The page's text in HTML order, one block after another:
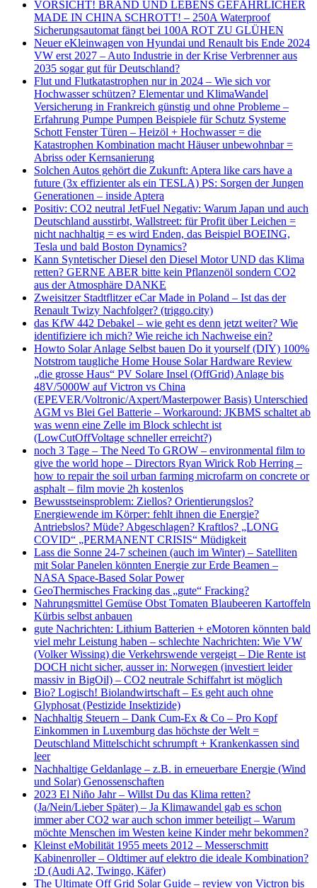
VORSICHT! BRAND UND LEBENS GEFÄHRLICHER
MADE IN CHINA SCHROTT! – 250A Waterproof
Sicherungsautomat fängt bei 100A ROT ZU GLÜHEN
Neuer eKleinwagen von Hyundai und Renault bis Ende 2024
VW erst 2027 – Auto Industrie in der Krise Verbrenner aus
2035 sogar gut für Deutschland?
Flut und Flutkatastrophen nur in 2024 – Wie sich vor
Hochwasser schützen? Elementar und KlimaWandel
Versicherung in Frankreich günstig und ohne Probleme –
Erfahrung Pumpe Pumpen Beispiele für Schutz Systeme
Schott Fenster Türen – Heizöl + Hochwasser = die
Katastrophen Kombination macht Häuser unbewohnbar =
Abriss oder Kernsanierung
Solchen Autos gehört die Zukunft: Aptera like cars have a
future (3x effizienter als ein TESLA) PS: Sorgen der Jungen
Generationen – inside Aptera
Positiv: CO2 neutral JetFuel Negativ: Warum Japan und auch
Deutschland ausstirbt, Wallstreet: für Profit über Leichen =
nicht nachhaltig = es wird Enden, das Beispiel BOEING,
Tesla und bald Boston Dynamics?
Kann Syntetischer Diesel den Diesel Motor UND das Klima
retten? GERNE ABER bitte kein Pflanzenöl sondern CO2
aus der Atmosphäre DANKE
Zweisitzer Stadtflitzer eCar Made in Poland – Ist das der
Renault Twizy Nachfolger? (triggo.city)
das KfW 442 Debakel – wie geht es denn jetzt weiter? Wie
identifiziere ich mich? Wie reiche ich Nachweise ein?
Howto Solar Anlage Selbst bauen Do it yourself (DIY) 100%
Notstrom taugliche Home House Solar Hardware Review
„die grosse Haus“ PV Solare Insel (OffGrid) Anlage bis
48V/5000W auf Victron vs China
(EPEVER/Voltronic/Axpert/Masterpower Basis) Unterschied
AGM vs Blei Gel Batterie – Workaround: JKBMS schaltet ab
was wenn eine Zelle im Block schlecht ist
(LowCutOffVoltage schneller erreicht?)
noch 3 Tage – The Need To GROW – environmental film to
give the world hope – Directors Ryan Wirick Rob Herring –
how to repair the soil urban farming microfarm on concrete or
asphalt – film movie 2h kostenlos
Bewusstseinsproblem: Ziellos? Orientierungslos?
Energiewende im Körper: fehlt ihnen die Energie?
Antriebslos? Müde? Abgeschlagen? Kraftlos? „LONG
COVID“ „PERMANENT CRISIS“ Müdigkeit
Lass die Sonne 24-7 scheinen (auch im Winter) – Satelliten
mit Solar Panelen könnten Energie zur Erde Beamen –
NASA Space-Based Solar Power
GeoThermisches Fracking das „gute“ Fracking?
Nahrungsmittel Gemüse Obst Tomaten Blaubeeren Kartoffeln
Kürbis selbst anbauen
gute Nachrichten: Lithium Batterien + eMotoren könnten bald
viel mehr Leistung haben – schlechte Nachrichten: Wie VW
(Volker Wissing) die Verkehrswende vergeigt – Die Rente ist
DOCH nicht sicher, ausser in: Norwegen (investiert leider
massiv in BigOil) – CO2 neutrale Schiffahrt ist möglich
Bio? Logisch! Biolandwirtschaft – Es geht auch ohne
Glyphosat (Pestizide Insektizide)
Nachhaltig Steuern – Dank Cum-Ex & Co – Pro Kopf
Einkommen in Luxemburg das höchste der Welt =
Deutschland Mittelschicht schrumpft + Krankenkassen sind
leer
Nachhaltige Geldanlage – z.B. in erneuerbare Energie (Wind
und Solar) Genossenschaften
2023 El Niño Jahr – Willst Du das Klima retten?
(Ja/Nein/Lieber Später) – Ja Klimawandel gab es schon
immer aber CO2 war auch schon immer beteiligt – Warum
möchte Menschen im Westen keine Kinder mehr bekommen?
Kleinst eMobilität 1955 meets 2012 – Messerschmitt
Kabinenroller – Oldtimer auf elektro die ideale Kombination?
:D (Audi A2, Twingo, Käfer)
The Ultimate Off Grid Solar Guide – review von Victron bis